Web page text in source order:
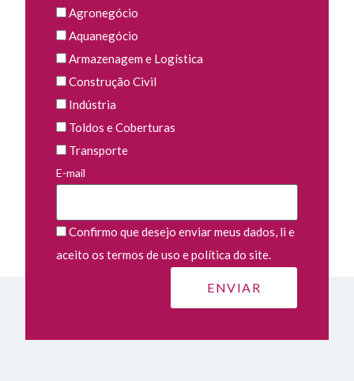
Agronegócio
Aquanegócio
Armazenagem e Logística
Construção Civil
Indústria
Toldos e Coberturas
Transporte
E-mail
Confirmo que desejo enviar meus dados, li e
aceito os termos de uso e política do site.